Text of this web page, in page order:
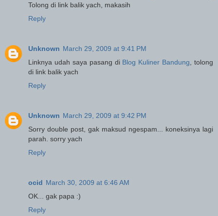
Tolong di link balik yach, makasih
Reply
Unknown March 29, 2009 at 9:41 PM
Linknya udah saya pasang di Blog Kuliner Bandung, tolong
di link balik yach
Reply
Unknown March 29, 2009 at 9:42 PM
Sorry double post, gak maksud ngespam... koneksinya lagi
parah. sorry yach
Reply
ocid March 30, 2009 at 6:46 AM
OK... gak papa :)
Reply